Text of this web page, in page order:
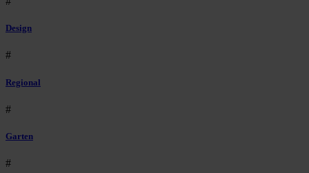
Design
#
Regional
#
Garten
#